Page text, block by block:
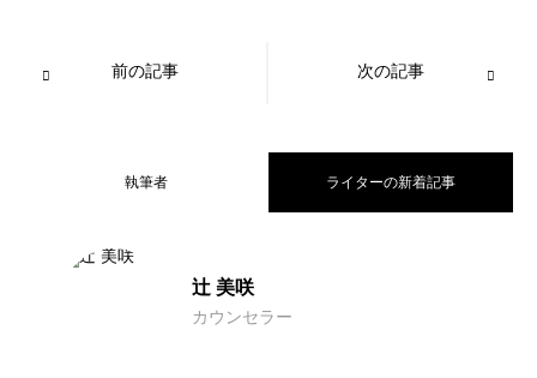
前の記事 次の記事
執筆者 ライターの新着記事
辻 美咲
カウンセラー
2024.01.06